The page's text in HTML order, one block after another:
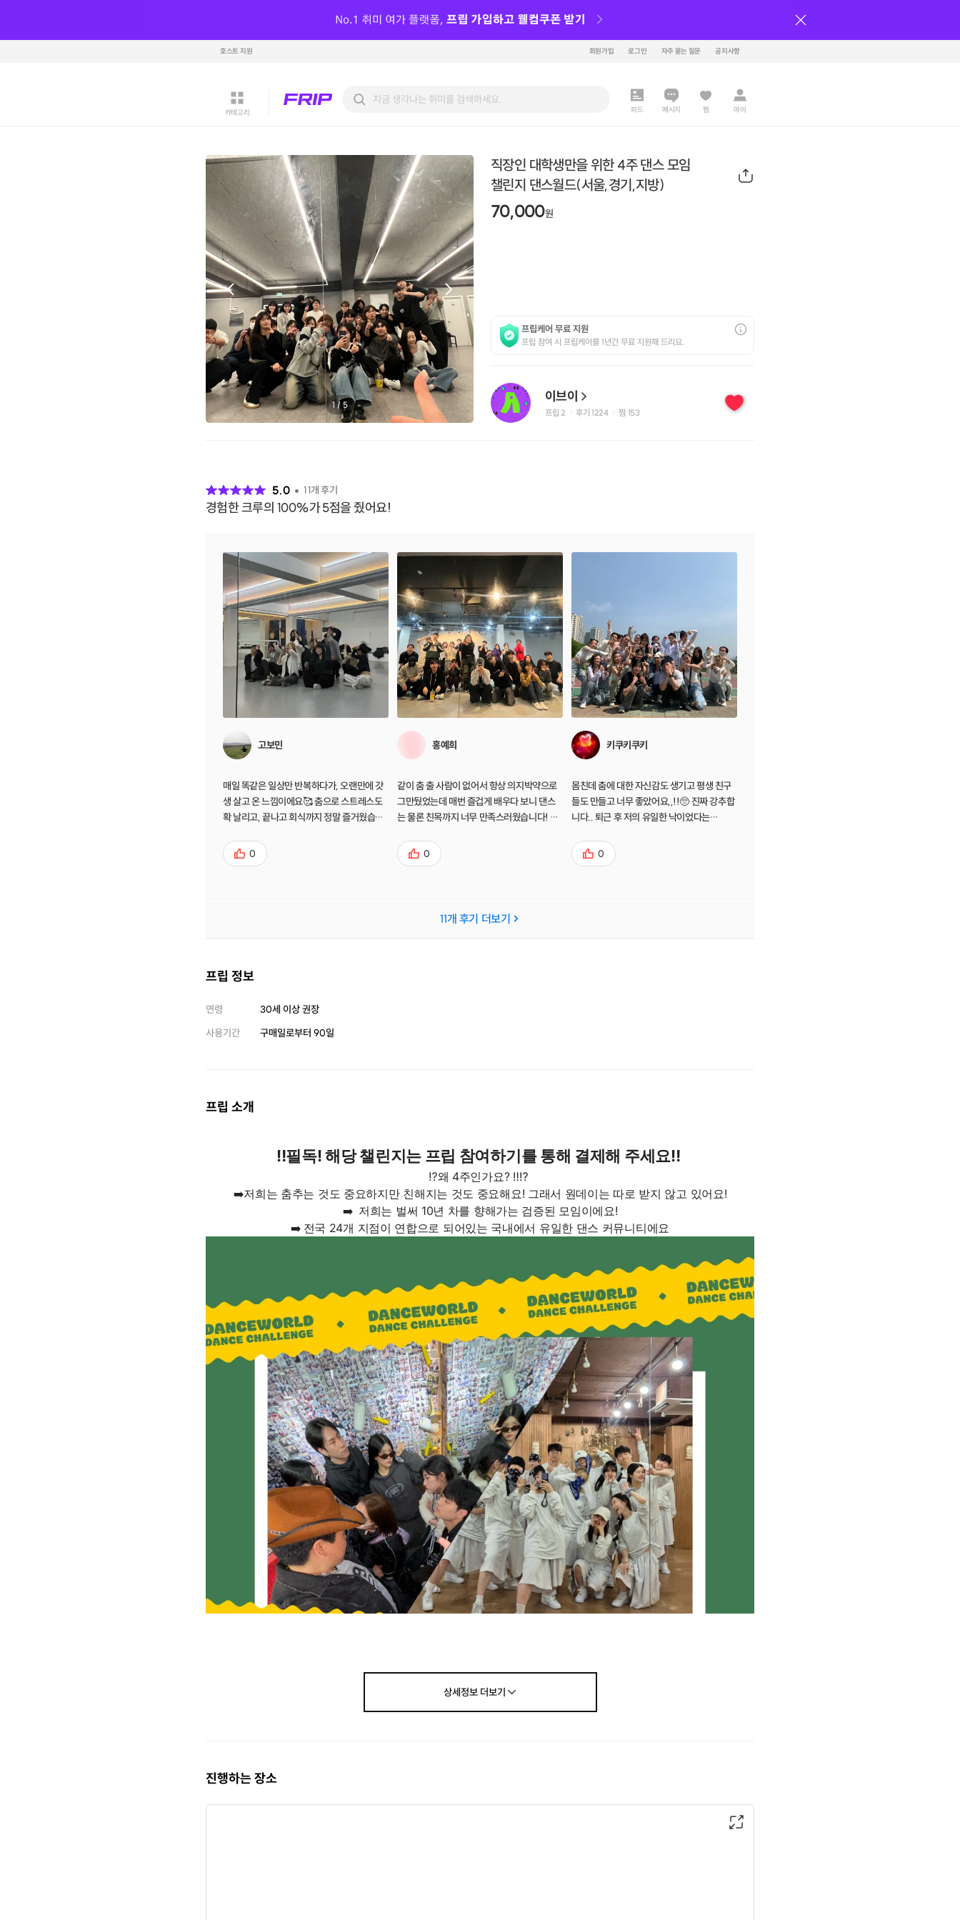
호스트 지원 회원가입 로그인 자주 묻는 질문 공지사항
카테고리 피드 메시지 찜 마이
1/ 5
직장인 대학생만을 위한 4주 댄스 모임
챌린지 댄스월드(서울,경기,지방)
70,000원
프립케어 무료 지원
프립 참여 시 프립케어를 1년간 무료 지원해 드리요.
이브이
프립 2 후기 1224 찜 153
5.0 11개 후기
경험한 크루의 100%가 5점을 줬어요!
고보민
매일 똑같은 일상만 반복하다가, 오랜만에 갓
생 살고 온 느낌이에요🥰 춤으로 스트레스도
확 날리고, 끝나고 회식까지 정말 즐거웠습니
0
홍예희
같이 춤 출 사람이 없어서 항상 의지박약으로
그만뒀었는데 매번 즐겁게 배우다 보니 댄스
는 물론 친목까지 너무 만족스러웠습니다! 추
0
키쿠키쿠키
몸친데 춤에 대한 자신감도 생기고 평생 친구
들도 만들고 너무 좋았어요,,!!🥺 진짜 강추합
니다.. 퇴근 후 저의 유일한 낙이었다는…
0
11개 후기 더보기
프립 정보
연령
30세 이상 권장
사용기간
구매일로부터 90일
프립 소개
‼️필독! 해당 챌린지는 프립 참여하기를 통해 결제해 주세요‼️
⁉️왜 4주인가요? ‼⁉️
➡️저희는 춤추는 것도 중요하지만 친해지는 것도 중요해요! 그래서 원데이는 따로 받지 않고 있어요!
➡️ 저희는 벌써 10년 차를 향해가는 검증된 모임이에요!
➡️ 전국 24개 지점이 연합으로 되어있는 국내에서 유일한 댄스 커뮤니티에요
상세정보더보기
진행하는 장소